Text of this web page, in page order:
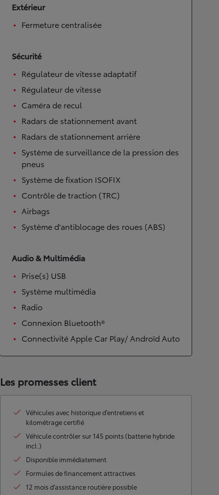
Extérieur
Fermeture centralisée
Sécurité
Régulateur de vitesse adaptatif
Régulateur de vitesse
Caméra de recul
Radars de stationnement avant
Radars de stationnement arrière
Système de surveillance de la pression des
pneus
Système de fixation ISOFIX
Contrôle de traction (TRC)
Airbags
Système d'antiblocage des roues (ABS)
Audio & Multimédia
Prise(s) USB
Système multimédia
Radio
Connexion Bluetooth®
Connectivité Apple Car Play/ Androïd Auto
Les promesses client
Véhicules avec historique d’entretiens et
kilométrage certifié
Véhicule contrôler sur 145 points (batterie hybride
incl.)
Disponible immédiatement
Formules de financement attractives
12 mois d’assistance routière possible